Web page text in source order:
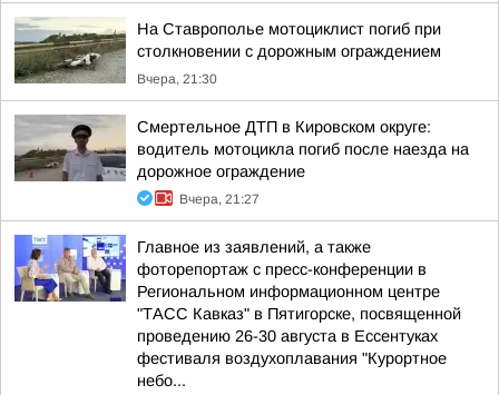
На Ставрополье мотоциклист погиб при
столкновении с дорожным ограждением
Вчера, 21:30
Смертельное ДТП в Кировском округе:
водитель мотоцикла погиб после наезда на
дорожное ограждение
Вчера, 21:27
Главное из заявлений, а также
фоторепортаж с пресс-конференции в
Региональном информационном центре
"ТАСС Кавказ" в Пятигорске, посвященной
проведению 26-30 августа в Ессентуках
фестиваля воздухоплавания "Курортное
небо...